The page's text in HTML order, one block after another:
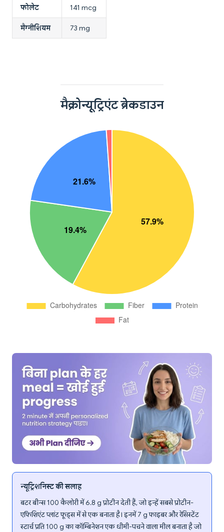
फोलेट 141 mcg
मैग्नीशियम 73 mg
मैक्रोन्यूट्रिएंट ब्रेकडाउन
न्यूट्रिशनिस्ट की सलाह
बटर बीन्स 100 कैलोरी में 6.8 g प्रोटीन देती हैं, जो इन्हें सबसे प्रोटीन-
एफिशिएंट प्लांट फूड्स में से एक बनाता है। इनमें 7 g फाइबर और रेसिस्टेंट
स्टार्च प्रति 100 g का कॉम्बिनेशन एक धीमी-पचने वाला मील बनाता है जो